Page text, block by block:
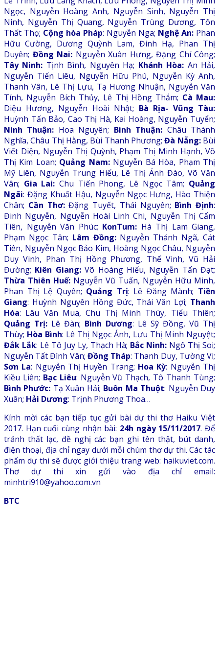
Ngọc, Nguyễn Hoàng Anh, Nguyễn Sinh, Nguyễn Thị
Ninh, Nguyễn Thị Quang, Nguyễn Trùng Dương, Tôn
Thất Thọ; Cộng hòa Pháp: Nguyễn Nga; Nghệ An: Phan
Hữu Cường, Dương Quỳnh Lam, Đinh Hạ, Phan Thị
Duyên; Đồng Nai: Nguyễn Xuân Hưng, Đặng Chí Công;
Tây Ninh: Tịnh Bình, Nguyên Hạ; Khánh Hòa: An Hải,
Nguyễn Tiến Liêu, Nguyễn Hữu Phú, Nguyễn Kỳ Anh,
Thanh Vân, Lê Thị Lựu, Tạ Hương Nhuận, Nguyễn Văn
Tính, Nguyễn Bích Thủy, Lê Thị Hồng Thắm; Cà Mau:
Diệu Hương, Nguyễn Hoài Nhật; Bà Rịa- Vũng Tàu:
Huỳnh Tấn Bảo, Cao Thị Hà, Kai Hoàng, Nguyễn Tuyển;
Ninh Thuận: Hoa Nguyên; Bình Thuận: Châu Thành
Nghĩa, Châu Thị Hằng, Bùi Thanh Phương;Đà Nẵng:Bùi
Viết Diện, Nguyễn Thị Quỳnh, Phạm Thị Minh Hạnh, Võ
Thị Kim Loan; Quảng Nam:Nguyễn Bá Hòa, Phạm Thị
Mỹ Liên, Nguyễn Trung Hiếu, Lê Thị Ánh Đào, Võ Văn
Vân; Gia Lai: Chu Tiến Phong, Lê Ngọc Tâm; Quảng
Ngãi: Đặng Khuất Hậu, Nguyễn Ngọc Hưng, Hào Thiện
Chân; Cần Thơ:Đặng Tuyết, Thái Nguyên; Bình Định:
Đinh Nguyễn, Nguyễn Hoài Linh Chi, Nguyễn Thị Cẩm
Tiên, Nguyễn Văn Phúc; KonTum: Hà Thị Lam Giang,
Phạm Ngọc Tân; Lâm Đồng:Nguyễn Thánh Ngã, Cát
Tiên, Nguyễn Ngọc Bảo Kim, Hoàng Ngọc Châu, Nguyễn
Duy Vinh, Phan Thị Hồng Phương, Thế Vinh, Vũ Hải
Đường; Kiên Giang:Võ Hoàng Hiếu, Nguyễn Tấn Đạt;
Thừa Thiên Huế: Nguyễn Vũ Tuấn, Nguyễn Hữu Minh,
Phan Thị Lệ Quyên; Quảng Trị: Lê Đăng Mành; Tiền
Giang: Huỳnh Nguyên Hồng Đức, Thái Văn Lợi; Thanh
Hóa: Lâu Văn Mua, Chu Thị Minh Thùy, Tiểu Thiên;
Quảng Trị: Lê Đàn; Bình Dương: Lê Sỹ Đồng, Vũ Thị
Thùy; Hòa Bình: Lê Thị Ngọc Ánh, Lưu Thị Minh Nguyệt;
Đắk Lắk: Lê Tô Juy Ly, Thạch Hà; Bắc Ninh: Ngô Thị Soi;
Nguyễn Tất Đình Vân; Đồng Tháp: Thanh Duy, Tường Vi;
Sơn La: Nguyễn Thị Huyền Trang; Hoa Kỳ: Nguyễn Thị
Kiều Liên; Bạc Liêu: Nguyễn Vũ Thạch, Tô Thanh Tùng;
Bình Phước: Tạ Xuân Hải; Buôn Ma Thuột: Nguyễn Duy
Xuân; Hải Dương: Trịnh Phương Thoa…
Kính mời các bạn tiếp tục gửi bài dự thi thơ Haiku Việt
2017. Hạn cuối cùng nhận bài: 24h ngày 15/11/2017. Để
tránh thất lạc, đề nghị các bạn ghi tên thật, bút danh,
điện thoại, địa chỉ ngay dưới mỗi chùm thơ dự thi. Các tác
phẩm dự thi sẽ được giới thiệu trang web: haikuviet.com.
Thơ dự thi xin gửi vào địa chỉ email:
minhtri910@yahoo.com.vn
BTC